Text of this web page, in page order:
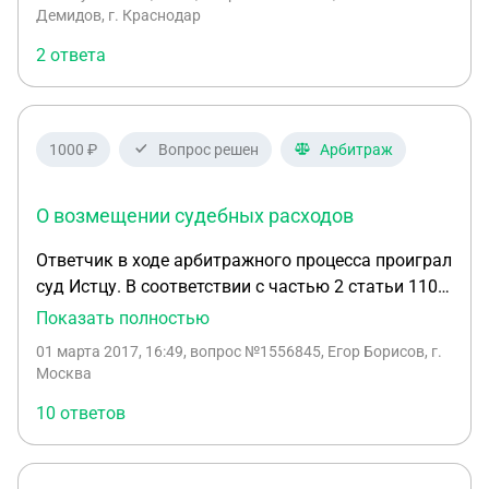
взыскании судебных расходов на представителей.
суммы, я не согласен и хочу подать
апелляционную жалобу на данное решение.
Скажите пожалуйста, при подаче жалобы мне
нужно платить государственную пошлину или
нет? Везде разная информация
Демидов, г. Краснодар
2 ответа
1000 ₽ Вопрос решен Арбитраж
О возмещении судебных расходов
Ответчик в ходе арбитражного процесса проиграл
суд Истцу. В соответствии с частью 2 статьи 110
АПК РФ расходы на оплату услуг представителя,
судебный акт, взыскиваются арбитражным судом
пределах. В ходе судебного заседания, на
котором рассматривалось заявление Истца о
возмещении судебных расходов, Истец включил
Показать полностью
01 марта 2017, 16:49, вопрос №1556845, Егор Борисов, г.
Москва
10 ответов